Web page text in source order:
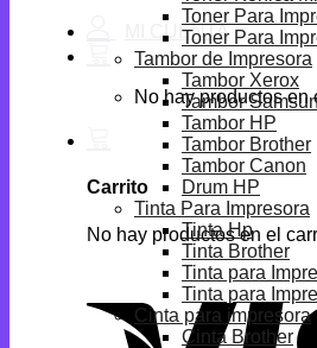
No hay productos en
Carrito
No hay productos en el
Toner Para
Toner Para
Tambor de Impresora
Tambor Xerox
Tambor
Tambor HP
Tambor Brother
Tambor Canon
Drum HP
Tinta Para Impresora
Tinta Hp
Tinta Brother
Tinta para
Tinta para
Cinta para impresora
Cinta Brother